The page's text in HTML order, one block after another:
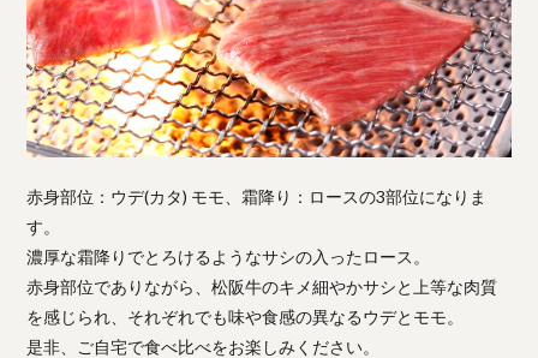
赤身部位：ウデ(カタ) モモ、霜降り：ロースの3部位になりま
す。
濃厚な霜降りでとろけるようなサシの入ったロース。
赤身部位でありながら、松阪牛のキメ細やかサシと上等な肉質
を感じられ、それぞれでも味や食感の異なるウデとモモ。
是非、ご自宅で食べ比べをお楽しみください。